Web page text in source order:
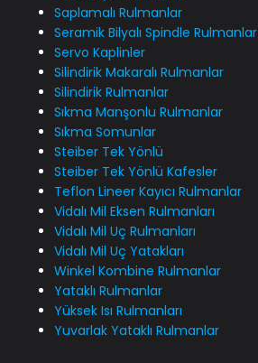
Saplamalı Rulmanlar
Seramik Bilyalı Spindle Rulmanlar
Servo Kaplinler
Silindirik Makaralı Rulmanlar
Silindirik Rulmanlar
Sıkma Manşonlu Rulmanlar
Sıkma Somunlar
Steiber Tek Yönlü
Steiber Tek Yönlü Kafesler
Teflon Lineer Kayıcı Rulmanlar
Vidalı Mil Eksen Rulmanları
Vidalı Mil Uç Rulmanları
Vidalı Mil Uç Yatakları
Winkel Kombine Rulmanlar
Yataklı Rulmanlar
Yüksek Isı Rulmanları
Yuvarlak Yataklı Rulmanlar